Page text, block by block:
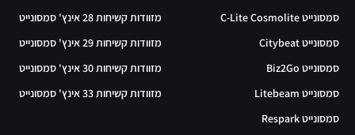
סמסונייט C-Lite Cosmolite
סמסונייט Citybeat
סמסונייט Biz2Go
סמסונייט Litebeam
סמסונייט Respark
מזוודות קשיחות 28 אינץ' סמסונייט
מזוודות קשיחות 29 אינץ' סמסונייט
מזוודות קשיחות 30 אינץ' סמסונייט
מזוודות קשיחות 33 אינץ' סמסונייט